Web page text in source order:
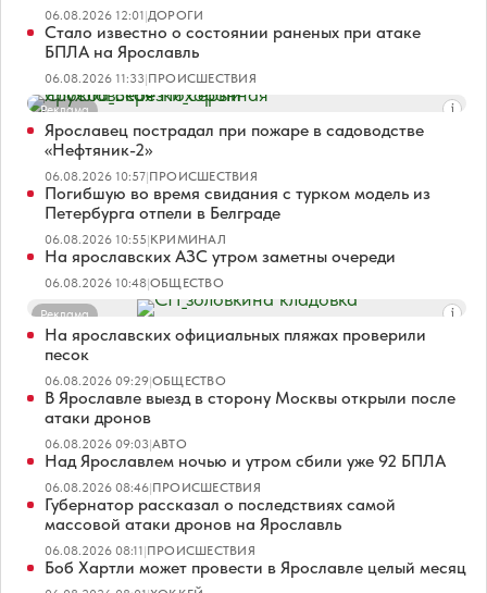
06.08.2026 12:01|ДОРОГИ
Стало известно о состоянии раненых при атаке
БПЛА на Ярославль
06.08.2026 11:33|ПРОИСШЕСТВИЯ
Реклама
Ярославец пострадал при пожаре в садоводстве
«Нефтяник-2»
06.08.2026 10:57|ПРОИСШЕСТВИЯ
Погибшую во время свидания с турком модель из
Петербурга отпели в Белграде
06.08.2026 10:55|КРИМИНАЛ
На ярославских АЗС утром заметны очереди
06.08.2026 10:48|ОБЩЕСТВО
Реклама
На ярославских официальных пляжах проверили
песок
06.08.2026 09:29|ОБЩЕСТВО
В Ярославле выезд в сторону Москвы открыли после
атаки дронов
06.08.2026 09:03|АВТО
Над Ярославлем ночью и утром сбили уже 92 БПЛА
06.08.2026 08:46|ПРОИСШЕСТВИЯ
Губернатор рассказал о последствиях самой
массовой атаки дронов на Ярославль
06.08.2026 08:11|ПРОИСШЕСТВИЯ
Боб Хартли может провести в Ярославле целый месяц